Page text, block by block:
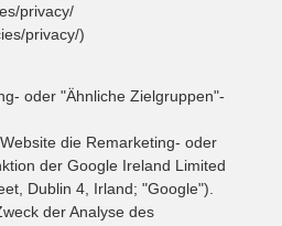
privacy/
privacy/)
oder "Ähnliche Zielgruppen"-
die Remarketing- oder
der Google Ireland Limited
Dublin 4, Irland; "Google").
der Analyse des